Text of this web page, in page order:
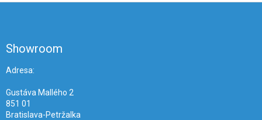
Showroom
Adresa:
Gustáva Mallého 2
851 01
Bratislava-Petržalka